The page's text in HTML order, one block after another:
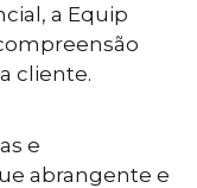
a Equip
cliente.
e
abrangente e